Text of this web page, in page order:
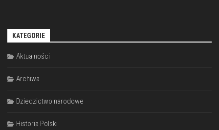
KATEGORIE
Aktualności
Archiwa
Dziedzictwo narodowe
Historia Polski